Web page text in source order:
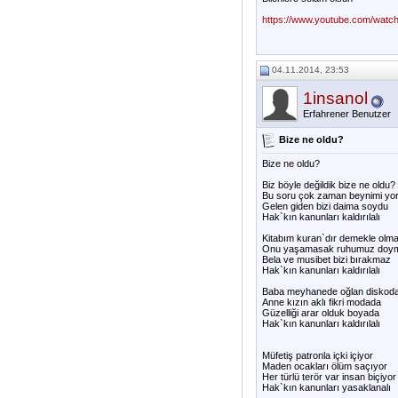
https://www.youtube.com/
04.11.2014, 23:53
1insanol
Erfahrener Benutzer
Bize ne oldu?
Bize ne oldu?
Biz böyle değildik bize ne oldu?
Bu soru çok zaman beynimi
Gelen giden bizi daima soydu
Hak`kın kanunları kaldırılalı
Kitabım kuran`dır demekle
Onu yaşamasak ruhumuz
Bela ve musibet bizi bırakmaz
Hak`kın kanunları kaldırılalı
Baba meyhanede oğlan
Anne kızın aklı fikri modada
Güzelliği arar olduk boyada
Hak`kın kanunları kaldırılalı
Müfetiş patronla içki içiyor
Maden ocakları ölüm saçıyor
Her türlü terör var insan biçiyor
Hak`kın kanunları yasaklanalı